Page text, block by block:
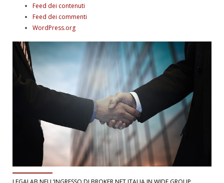
Feed dei contenuti
Feed dei commenti
WordPress.org